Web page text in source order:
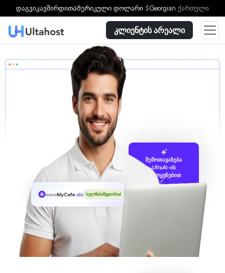
დაგვიკავშირდითᲐმერიკული დოლარი $Georgian ქართული
კლიენტის არეალი
შემოთავაზება
UltaAI-ის
გამოყენებით
wwwMyCafe.cloudხელმისაწვდომია!